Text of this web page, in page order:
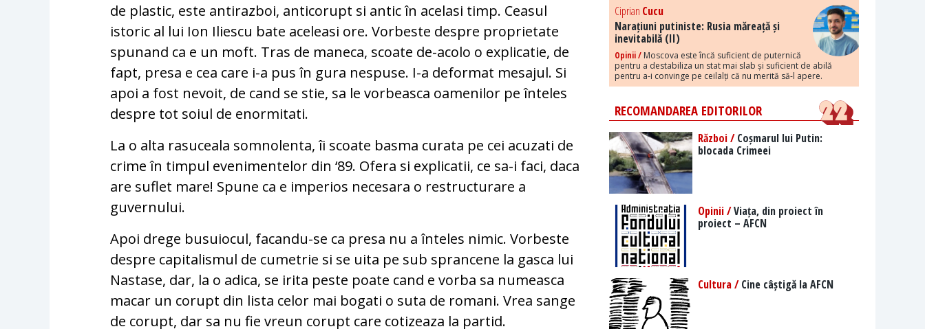
de plastic, este antirazboi, anticorupt si antic în acelasi timp. Ceasul
istoric al lui Ion Iliescu bate aceleasi ore. Vorbeste despre proprietate
spunand ca e un moft. Tras de maneca, scoate de-acolo o explicatie, de
fapt, presa e cea care i-a pus în gura nespuse. I-a deformat mesajul. Si
apoi a fost nevoit, de cand se stie, sa le vorbeasca oamenilor pe înteles
despre tot soiul de enormitati.
La o alta rasuceala somnolenta, îi scoate basma curata pe cei acuzati de
crime în timpul evenimentelor din ‘89. Ofera si explicatii, ce sa-i faci, daca
are suflet mare! Spune ca e imperios necesara o restructurare a
guvernului.
Apoi drege busuiocul, facandu-se ca presa nu a înteles nimic. Vorbeste
despre capitalismul de cumetrie si se uita pe sub sprancene la gasca lui
Nastase, dar, la o adica, se irita peste poate cand e vorba sa numeasca
macar un corupt din lista celor mai bogati o suta de romani. Vrea sange
de corupt, dar sa nu fie vreun corupt care cotizeaza la partid.
Ciprian Cucu
Narațiuni putiniste: Rusia măreață și
inevitabilă (II)
Opinii / Moscova este încă suficient de puternică
pentru a destabiliza un stat mai slab și suficient de abilă
pentru a-i convinge pe ceilalți că nu merită să-l apere.
RECOMANDAREA EDITORILOR
Război /Coșmarul lui Putin:
blocada Crimeei
Opinii /Viața, din proiect în
proiect – AFCN
Cultura /Cine câștigă la AFCN